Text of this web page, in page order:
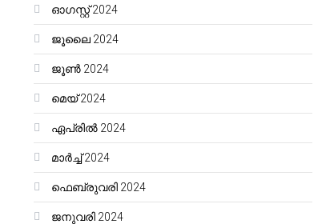
ഓഗസ്റ്റ്‌ 2024
ജൂലൈ 2024
ജൂൺ 2024
മെയ്‌ 2024
ഏപ്രിൽ 2024
മാർച്ച്‌ 2024
ഫെബ്രുവരി 2024
ജനുവരി 2024